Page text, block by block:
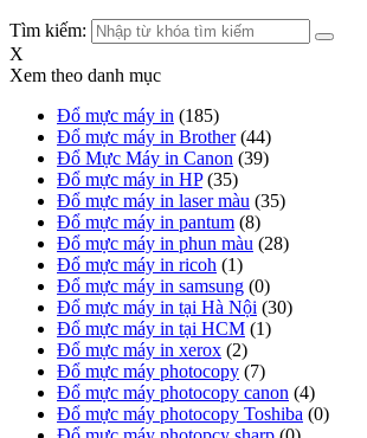
Tìm kiếm:
X
Xem theo danh mục
Đổ mực máy in (185)
Đổ mực máy in Brother (44)
Đổ Mực Máy in Canon (39)
Đổ mực máy in HP (35)
Đổ mực máy in laser màu (35)
Đổ mực máy in pantum (8)
Đổ mực máy in phun màu (28)
Đổ mực máy in ricoh (1)
Đổ mực máy in samsung (0)
Đổ mực máy in tại Hà Nội (30)
Đổ mực máy in tại HCM (1)
Đổ mực máy in xerox (2)
Đổ mực máy photocopy (7)
Đổ mực máy photocopy canon (4)
Đổ mực máy photocopy Toshiba (0)